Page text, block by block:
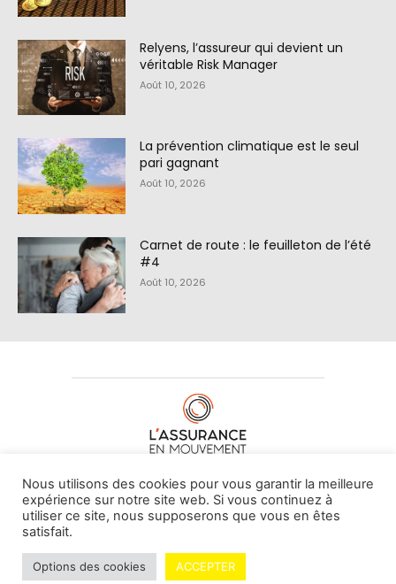
Relyens, l’assureur qui devient un
véritable Risk Manager
Août 10, 2026
La prévention climatique est le seul
pari gagnant
Août 10, 2026
Carnet de route : le feuilleton de l’été
#4
Août 10, 2026
À PROPOS DE NOUS•CONTACT
© L'assurance en mouvement -By Vovoxx Média
Nous utilisons des cookies pour vous garantir la meilleure
expérience sur notre site web. Si vous continuez à
utiliser ce site, nous supposerons que vous en êtes
satisfait.
Options des cookies ACCEPTER